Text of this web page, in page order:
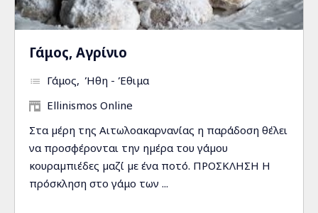
Γάμος, Αγρίνιο
Γάμος Ήθη - Έθιμα
Ellinismos Online
Στα µέρη της Αιτωλοακαρνανίας η παράδοση θέλει
να προσφέρονται την ηµέρα του γάµου
κουραµπιέδες µαζί µε ένα ποτό. ΠΡΟΣΚΛΗΣΗ Η
πρόσκληση στο γάμο των ...